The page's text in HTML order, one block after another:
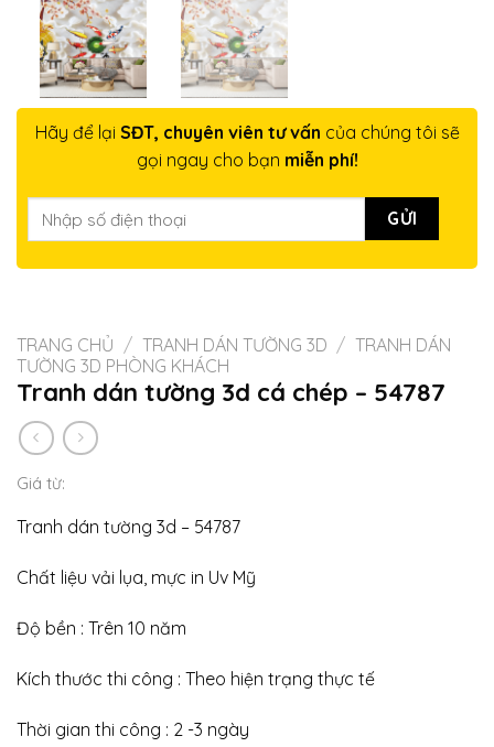
Hãy để lại SĐT, chuyên viên tư vấn của chúng tôi sẽ
gọi ngay cho bạn miễn phí!
TRANG CHỦ / TRANH DÁN TƯỜNG 3D / TRANH DÁN
TƯỜNG 3D PHÒNG KHÁCH
Tranh dán tường 3d cá chép – 54787
Giá từ:
Tranh dán tường 3d – 54787
Chất liệu vải lụa, mực in Uv Mỹ
Độ bền : Trên 10 năm
Kích thước thi công : Theo hiện trạng thực tế
Thời gian thi công : 2 -3 ngày